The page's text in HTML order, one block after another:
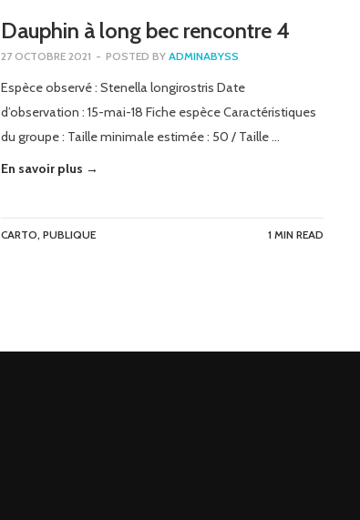
Dauphin à long bec rencontre 4
27 OCTOBRE 2021 - POSTED BY ADMINABYSS
Espèce observé : Stenella longirostris Date
d’observation : 15-mai-18 Fiche espèce Caractéristiques
du groupe : Taille minimale estimée : 50 / Taille …
En savoir plus →
CARTO, PUBLIQUE 1 MIN READ